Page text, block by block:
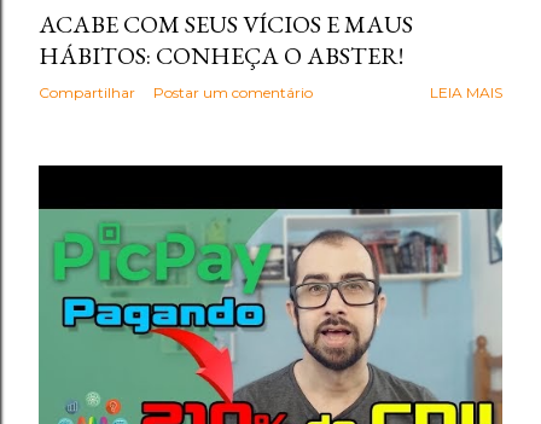
ACABE COM SEUS VÍCIOS E MAUS
HÁBITOS: CONHEÇA O ABSTER!
Compartilhar Postar um comentário LEIA MAIS